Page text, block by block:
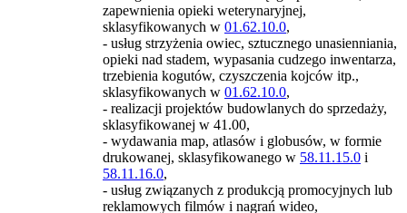
zapewnienia opieki weterynaryjnej,
sklasyfikowanych w 01.62.10.0,
- usług strzyżenia owiec, sztucznego unasienniania,
opieki nad stadem, wypasania cudzego inwentarza,
trzebienia kogutów, czyszczenia kojców itp.,
sklasyfikowanych w 01.62.10.0,
- realizacji projektów budowlanych do sprzedaży,
sklasyfikowanej w 41.00,
- wydawania map, atlasów i globusów, w formie
drukowanej, sklasyfikowanego w 58.11.15.0 i
58.11.16.0,
- usług związanych z produkcją promocyjnych lub
reklamowych filmów i nagrań wideo,